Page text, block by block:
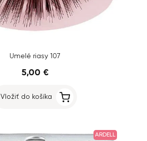
Umelé riasy 107
5,00 €
Vložiť do košíka
ARDELL